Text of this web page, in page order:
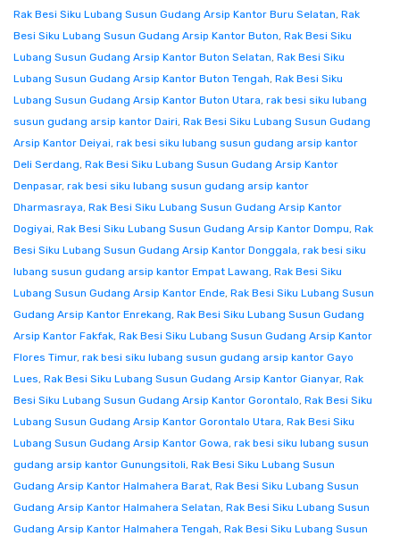
Rak Besi Siku Lubang Susun Gudang Arsip Kantor Buru Selatan, Rak
Besi Siku Lubang Susun Gudang Arsip Kantor Buton, Rak Besi Siku
Lubang Susun Gudang Arsip Kantor Buton Selatan, Rak Besi Siku
Lubang Susun Gudang Arsip Kantor Buton Tengah, Rak Besi Siku
Lubang Susun Gudang Arsip Kantor Buton Utara, rak besi siku lubang
susun gudang arsip kantor Dairi, Rak Besi Siku Lubang Susun Gudang
Arsip Kantor Deiyai, rak besi siku lubang susun gudang arsip kantor
Deli Serdang, Rak Besi Siku Lubang Susun Gudang Arsip Kantor
Denpasar, rak besi siku lubang susun gudang arsip kantor
Dharmasraya, Rak Besi Siku Lubang Susun Gudang Arsip Kantor
Dogiyai, Rak Besi Siku Lubang Susun Gudang Arsip Kantor Dompu, Rak
Besi Siku Lubang Susun Gudang Arsip Kantor Donggala, rak besi siku
lubang susun gudang arsip kantor Empat Lawang, Rak Besi Siku
Lubang Susun Gudang Arsip Kantor Ende, Rak Besi Siku Lubang Susun
Gudang Arsip Kantor Enrekang, Rak Besi Siku Lubang Susun Gudang
Arsip Kantor Fakfak, Rak Besi Siku Lubang Susun Gudang Arsip Kantor
Flores Timur, rak besi siku lubang susun gudang arsip kantor Gayo
Lues, Rak Besi Siku Lubang Susun Gudang Arsip Kantor Gianyar, Rak
Besi Siku Lubang Susun Gudang Arsip Kantor Gorontalo, Rak Besi Siku
Lubang Susun Gudang Arsip Kantor Gorontalo Utara, Rak Besi Siku
Lubang Susun Gudang Arsip Kantor Gowa, rak besi siku lubang susun
gudang arsip kantor Gunungsitoli, Rak Besi Siku Lubang Susun
Gudang Arsip Kantor Halmahera Barat, Rak Besi Siku Lubang Susun
Gudang Arsip Kantor Halmahera Selatan, Rak Besi Siku Lubang Susun
Gudang Arsip Kantor Halmahera Tengah, Rak Besi Siku Lubang Susun